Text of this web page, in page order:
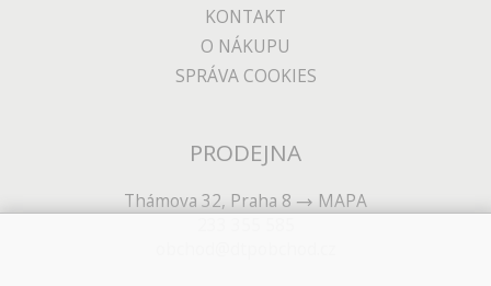
KONTAKT
O NÁKUPU
SPRÁVA COOKIES
PRODEJNA
Thámova 32, Praha 8
MAPA